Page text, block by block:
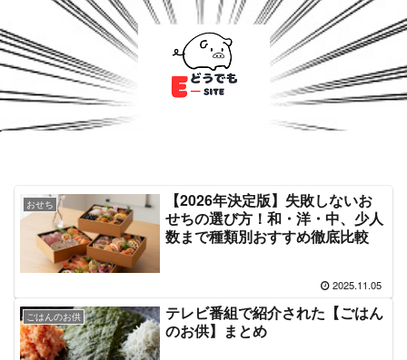
おせち
【2026年決定版】失敗しないお
せちの選び方！和・洋・中、少人
数まで種類別おすすめ徹底比較
2025.11.05
ごはんのお供
テレビ番組で紹介された【ごはん
のお供】まとめ